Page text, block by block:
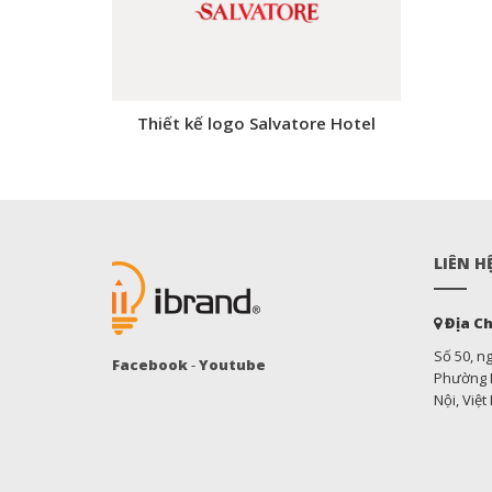
Thiết kế logo Salvatore Hotel
Facebook-Youtube
LIÊN
Địa
Số 50,
Phường
Nội, Việt